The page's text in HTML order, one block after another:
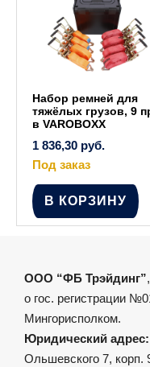
Набор ремней для
тяжёлых грузов, 9
в VAROBOXX
1 836,30 руб.
Под заказ
В КОРЗИНУ
ООО “ФБ Трэйдинг”
о гос. регистрации
Мингорисполком.
Юридический адрес:
Ольшевского 7,